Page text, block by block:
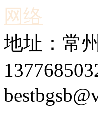
网络
地址：常